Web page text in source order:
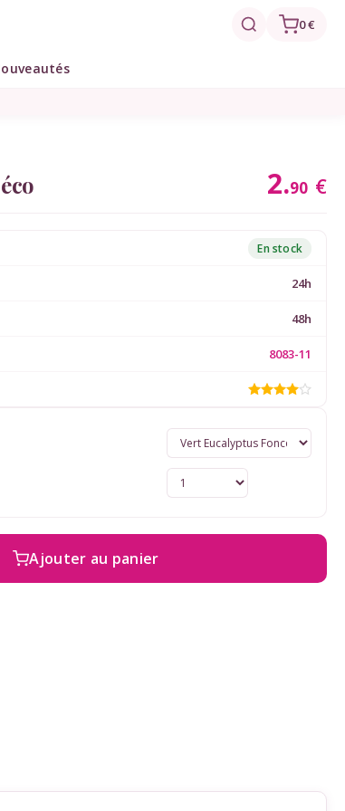
0 €
2.90 €
En stock
24h
48h
8083-11
Ajouter au panier